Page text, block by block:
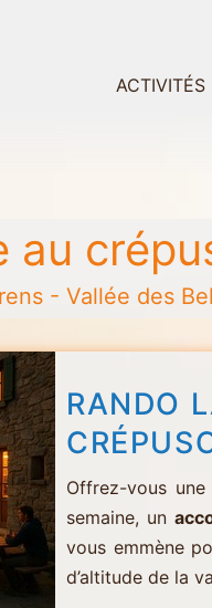
ACTIVITÉS
au
- Vallée des
RANDO
Offrez-vous
semaine, un
vous emmène
d’altitude de la